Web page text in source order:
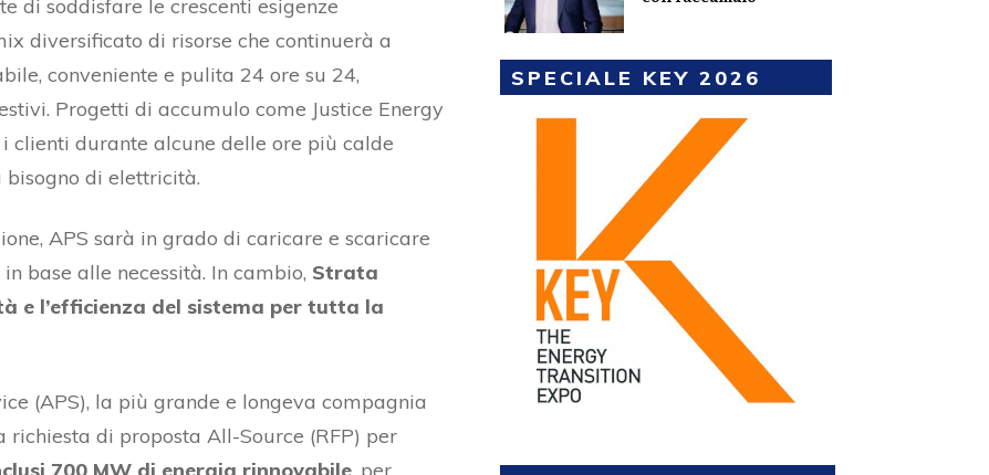
di soddisfare le crescenti esigenze
diversificato di risorse che continuerà a
conveniente e pulita 24 ore su 24,
Progetti di accumulo come Justice Energy
clienti durante alcune delle ore più calde
di elettricità.
APS sarà in grado di caricare e scaricare
base alle necessità. In cambio, Strata
e l’efficienza del sistema per tutta la
(APS), la più grande e longeva compagnia
di proposta All-Source (RFP) per
SPECIALE KEY 2026